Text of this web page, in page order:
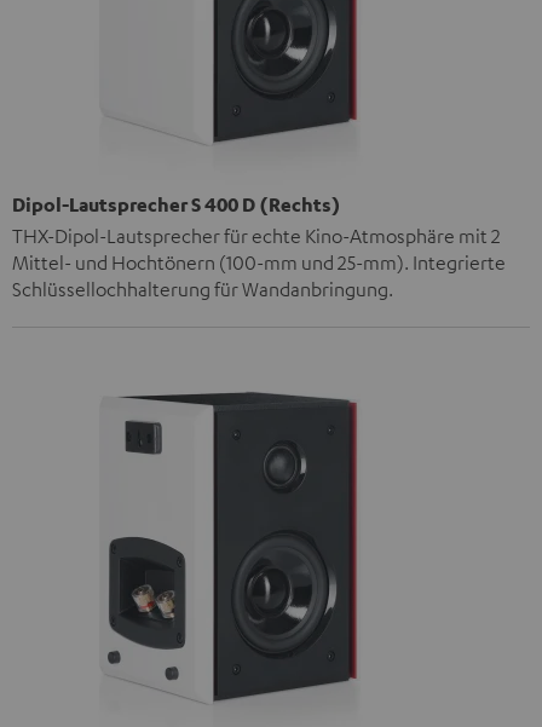
Dipol-Lautsprecher S 400 D (Rechts)
THX-Dipol-Lautsprecher für echte Kino-Atmosphäre mit 2
Mittel- und Hochtönern (100-mm und 25-mm). Integrierte
Schlüssellochhalterung für Wandanbringung.